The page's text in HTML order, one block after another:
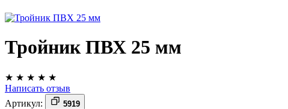
Тройник ПВХ 25 мм
★ ★ ★ ★ ★
Написать отзыв
Артикул:
5919